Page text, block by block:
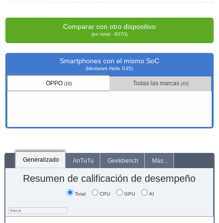
Comparar con otro dispositivo
(en total - 6070)
Smartphones con el mismo SoC
(Mediatek Helio G35)
OPPO (10) Todas las marcas (43)
Generalizado AnTuTu Geekbench Más...
Resumen de calificación de desempeño
Total CPU GPU AI